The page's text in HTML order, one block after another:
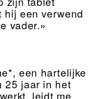
hij een verwend
vader.»
een hartelijke
25 jaar in het
leidt me